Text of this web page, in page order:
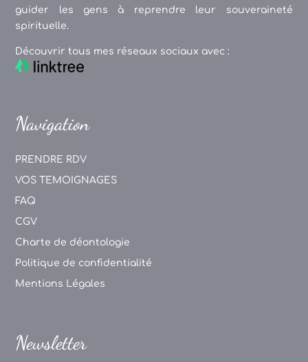
guider les gens à reprendre leur souveraineté
spirituelle.
Découvrir tous mes réseaux sociaux avec :
Navigation
PRENDRE RDV
VOS TEMOIGNAGES
FAQ
CGV
Charte de déontologie
Politique de confidentialité
Mentions Légales
Newsletter